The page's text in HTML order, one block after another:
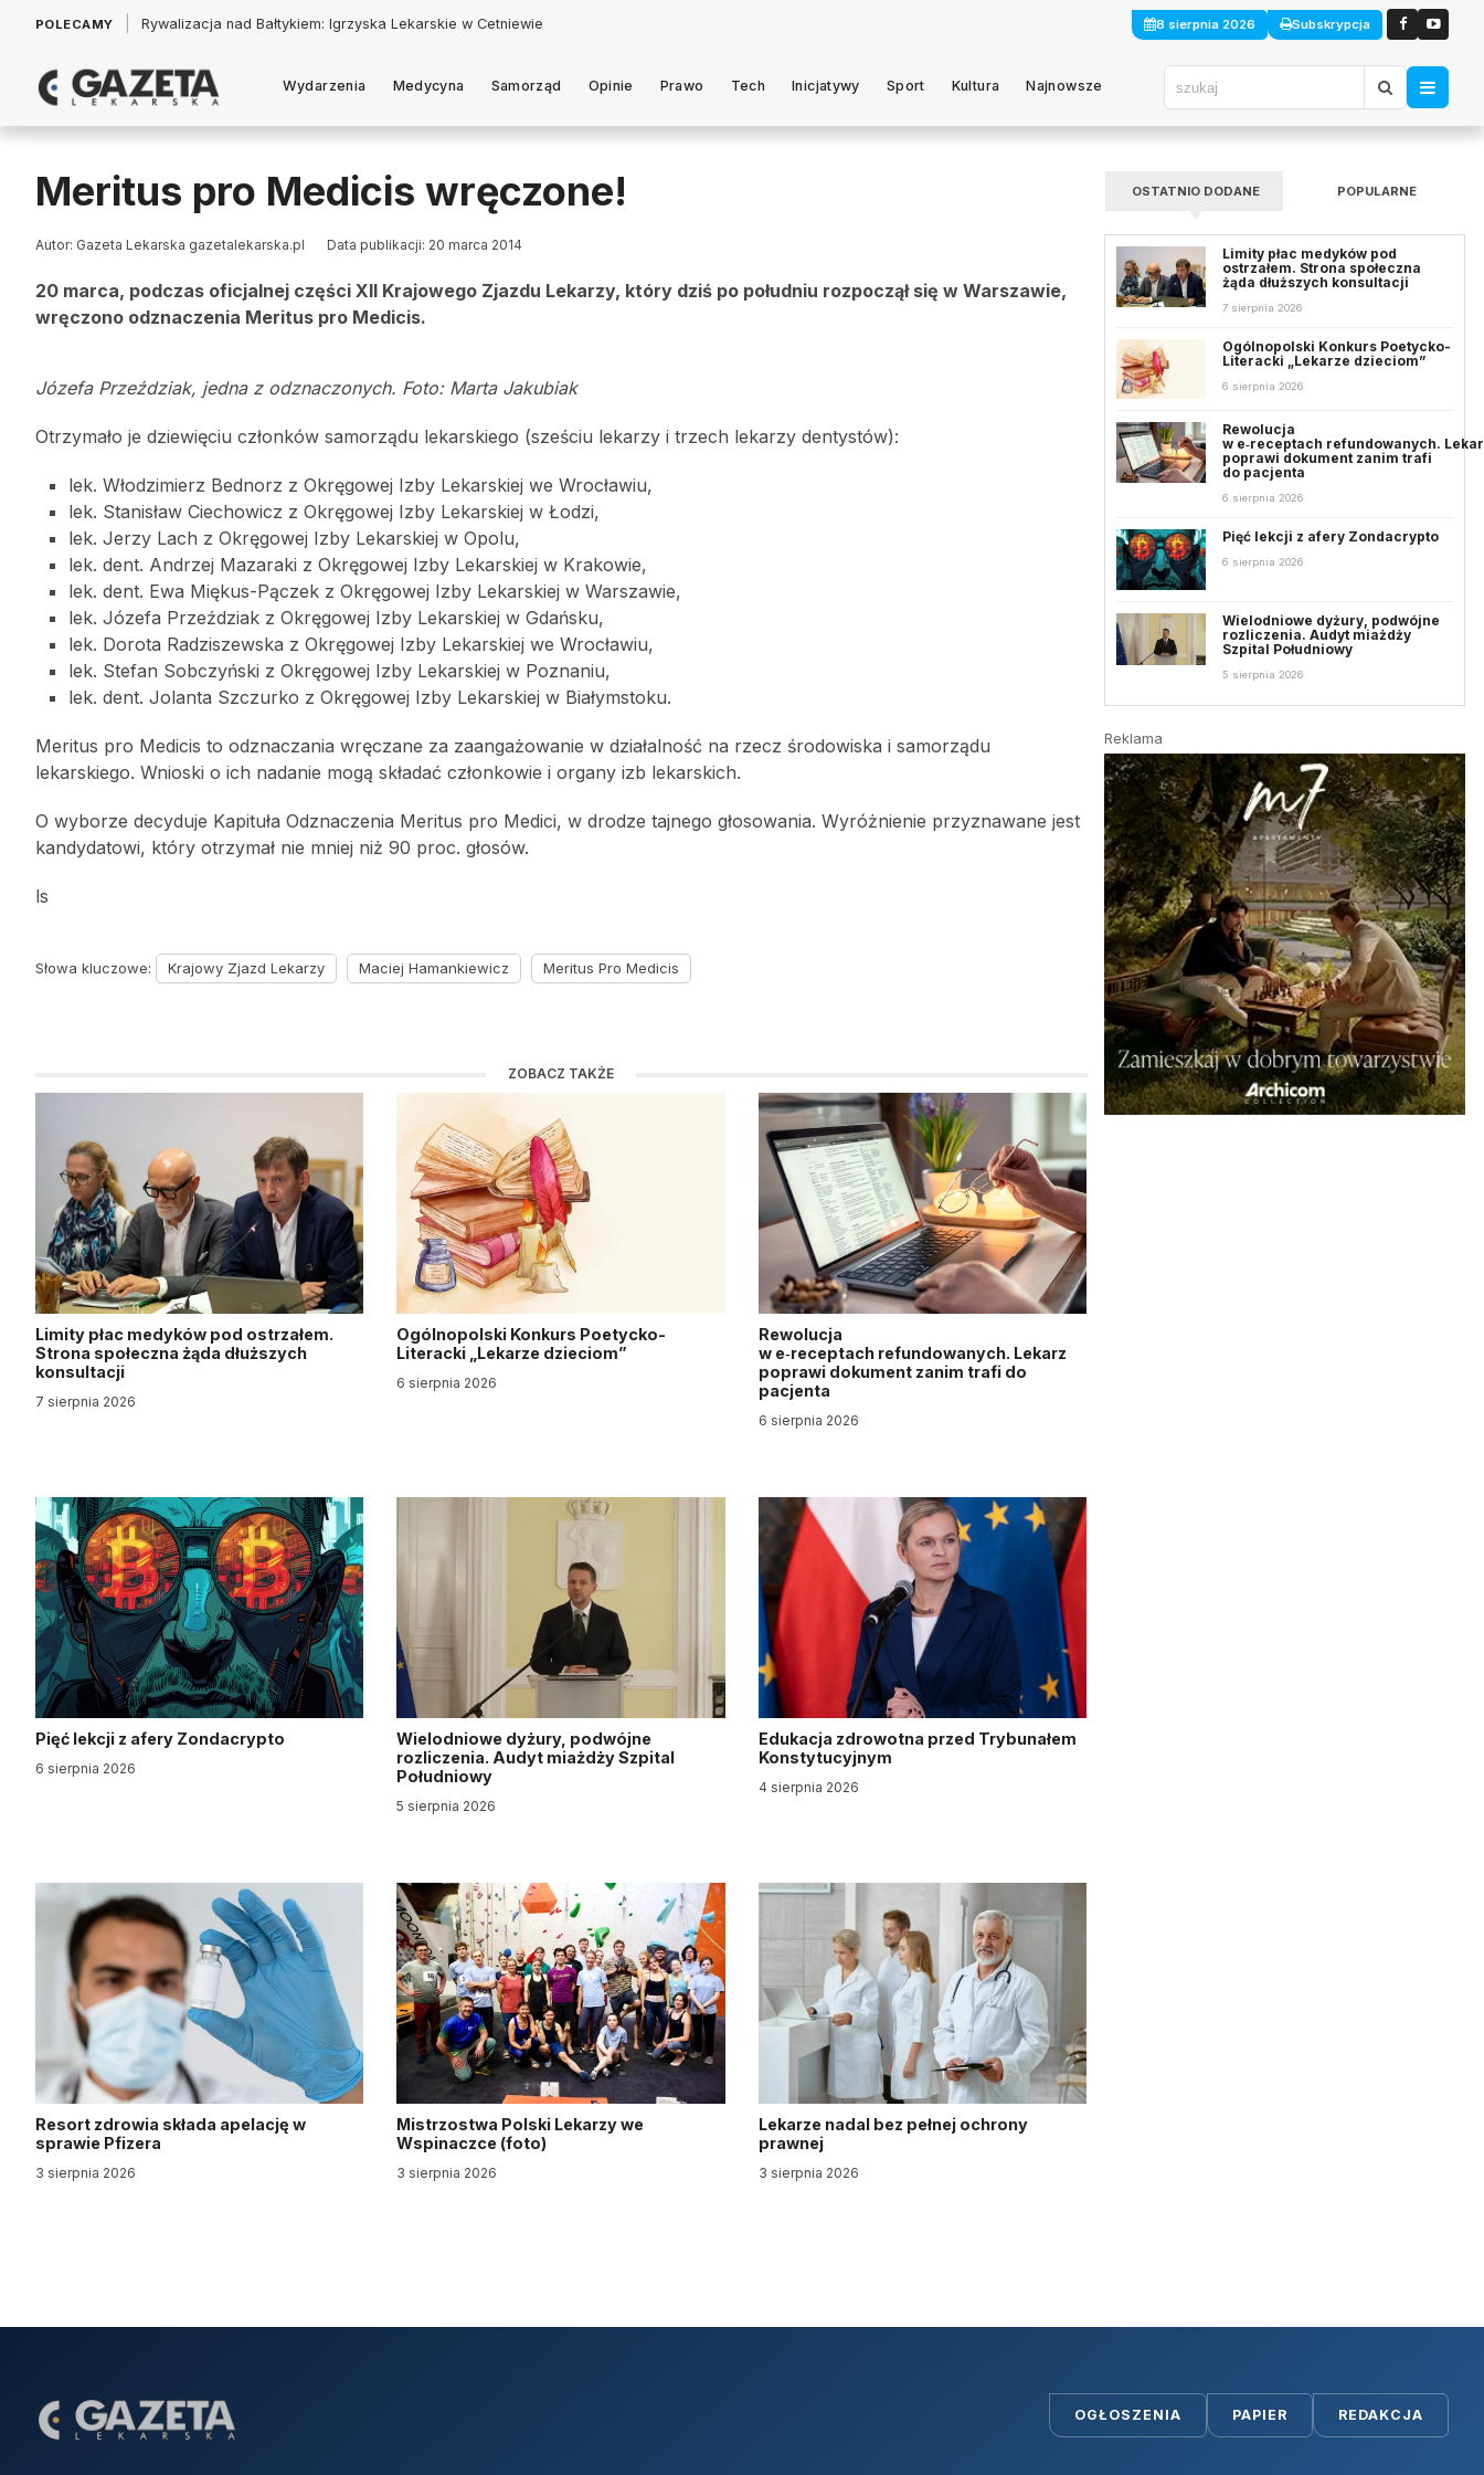
POLECAMY Łukasz Jankowski: Politycy w pogoni za króliczkiem 8 sierpnia 2026 Subskrypcja
Wydarzenia Medycyna Samorząd Opinie Prawo Tech Inicjatywy Sport Kultura Najnowsze
Meritus pro Medicis wręczone!
Autor: Gazeta Lekarska gazetalekarska.pl Data publikacji: 20 marca 2014
20 marca, podczas oficjalnej części XII Krajowego Zjazdu Lekarzy, który dziś po południu rozpoczął się w Warszawie,
wręczono odznaczenia Meritus pro Medicis.
Józefa Przeździak, jedna z odznaczonych. Foto: Marta Jakubiak
Otrzymało je dziewięciu członków samorządu lekarskiego (sześciu lekarzy i trzech lekarzy dentystów):
lek. Włodzimierz Bednorz z Okręgowej Izby Lekarskiej we Wrocławiu,
lek. Stanisław Ciechowicz z Okręgowej Izby Lekarskiej w Łodzi,
lek. Jerzy Lach z Okręgowej Izby Lekarskiej w Opolu,
lek. dent. Andrzej Mazaraki z Okręgowej Izby Lekarskiej w Krakowie,
lek. dent. Ewa Miękus-Pączek z Okręgowej Izby Lekarskiej w Warszawie,
lek. Józefa Przeździak z Okręgowej Izby Lekarskiej w Gdańsku,
lek. Dorota Radziszewska z Okręgowej Izby Lekarskiej we Wrocławiu,
lek. Stefan Sobczyński z Okręgowej Izby Lekarskiej w Poznaniu,
lek. dent. Jolanta Szczurko z Okręgowej Izby Lekarskiej w Białymstoku.
Meritus pro Medicis to odznaczania wręczane za zaangażowanie w działalność na rzecz środowiska i samorządu
lekarskiego. Wnioski o ich nadanie mogą składać członkowie i organy izb lekarskich.
O wyborze decyduje Kapituła Odznaczenia Meritus pro Medici, w drodze tajnego głosowania. Wyróżnienie przyznawane jest
kandydatowi, który otrzymał nie mniej niż 90 proc. głosów.
ls
Słowa kluczowe: Krajowy Zjazd Lekarzy Maciej Hamankiewicz Meritus Pro Medicis
ZOBACZ TAKŻE
Limity płac medyków pod ostrzałem.
Strona społeczna żąda dłuższych
konsultacji
7 sierpnia 2026
Ogólnopolski Konkurs Poetycko-
Literacki „Lekarze dzieciom”
6 sierpnia 2026
Rewolucja
w e‑receptach refundowanych. Lekarz
poprawi dokument zanim trafi do
pacjenta
6 sierpnia 2026
Pięć lekcji z afery Zondacrypto
6 sierpnia 2026
Wielodniowe dyżury, podwójne
rozliczenia. Audyt miażdży Szpital
Południowy
5 sierpnia 2026
Edukacja zdrowotna przed Trybunałem
Konstytucyjnym
4 sierpnia 2026
Resort zdrowia składa apelację w
sprawie Pfizera
3 sierpnia 2026
Mistrzostwa Polski Lekarzy we
Wspinaczce (foto)
3 sierpnia 2026
Lekarze nadal bez pełnej ochrony
prawnej
3 sierpnia 2026
OSTATNIO DODANE POPULARNE
Limity płac medyków pod
ostrzałem. Strona społeczna
żąda dłuższych konsultacji
7 sierpnia 2026
Ogólnopolski Konkurs Poetycko-
Literacki „Lekarze dzieciom”
6 sierpnia 2026
Rewolucja
w e‑receptach refundowanych.
poprawi dokument zanim trafi
do pacjenta
6 sierpnia 2026
Pięć lekcji z afery Zondacrypto
6 sierpnia 2026
Wielodniowe dyżury, podwójne
rozliczenia. Audyt miażdży
Szpital Południowy
5 sierpnia 2026
Reklama
OGŁOSZENIA PAPIER REDAKCJA